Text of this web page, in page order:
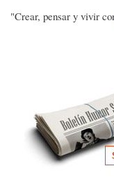
"Crear, pensar y vivir